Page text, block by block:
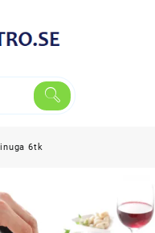
6tk